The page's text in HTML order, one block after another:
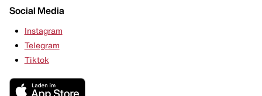
Social Media
Instagram
Telegram
Tiktok